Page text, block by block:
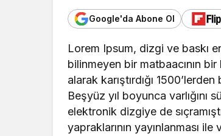
Google'da Abone Ol
Lorem Ipsum, dizgi ve baskı
bilinmeyen bir matbaacının
alarak karıştırdığı
Beşyüz yıl boyunca varlığını
elektronik dizgiye de
yapraklarının yayınlanması